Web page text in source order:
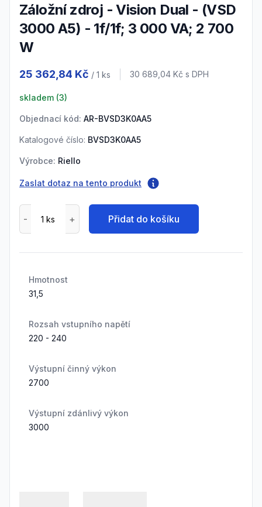
Záložní zdroj - Vision Dual - (VSD
3000 A5) - 1f/1f; 3 000 VA; 2 700
W
25 362,84 Kč / 1 ks Cena s DPH
30 689,04 Kč s DPH
skladem (3)
Objednací kód: AR-BVSD3K0AA5
Katalogové číslo: BVSD3K0AA5
Výrobce: Riello
Zaslat dotaz na tento produkt
Přidat do košíku
Hmotnost
31,5
Rozsah vstupního napětí
220 - 240
Výstupní činný výkon
2700
Výstupní zdánlivý výkon
3000